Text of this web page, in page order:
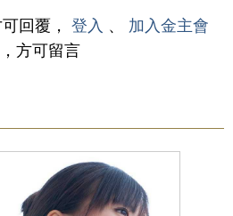
回覆， 登入 、 加入金主會
方可留言